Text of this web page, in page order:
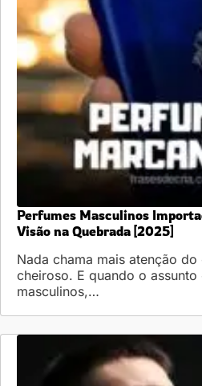
Perfumes Masculinos
Visão na Quebrada [2025]
Nada chama mais atenção do
cheiroso. E quando o assunto
masculinos,…